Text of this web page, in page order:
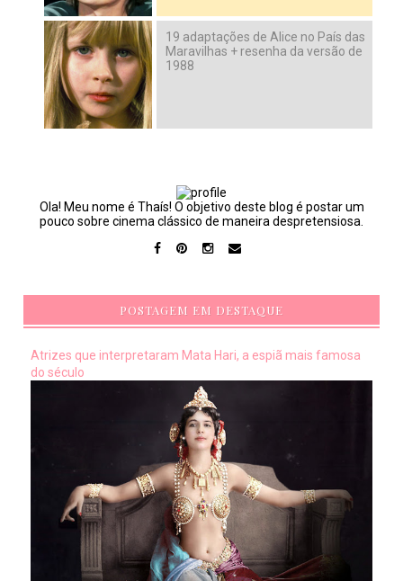
19 adaptações de Alice no País das
Maravilhas + resenha da versão de
1988
Ola! Meu nome é Thaís! O objetivo deste blog é postar um
pouco sobre cinema clássico de maneira despretensiosa.
POSTAGEM EM DESTAQUE
Atrizes que interpretaram Mata Hari, a espiã mais famosa
do século